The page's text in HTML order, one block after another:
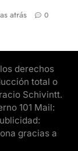
atrás 0
derechos
total o
Schivintt.
101 Mail:
gracias a